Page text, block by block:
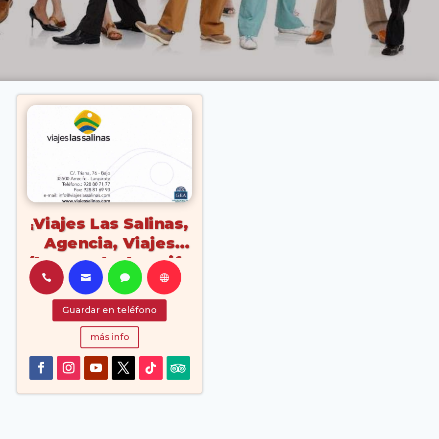
Viajes Las Salinas,
Agencia, Viajes
(Lanzarote Arrecife
Islas Canarias
España)
   
Guardar en teléfono
más info